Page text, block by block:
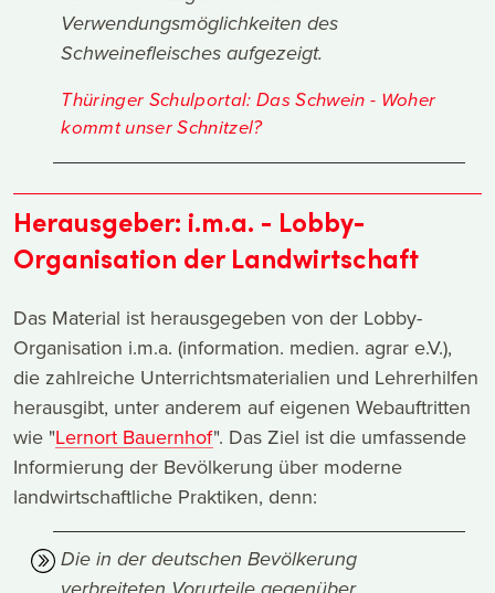
Verwendungsmöglichkeiten des
Schweinefleisches aufgezeigt.
Thüringer Schulportal: Das Schwein - Woher
kommt unser Schnitzel?
Herausgeber: i.m.a. - Lobby-
Organisation der Landwirtschaft
Das Material ist herausgegeben von der Lobby-
Organisation i.m.a. (information. medien. agrar e.V.),
die zahlreiche Unterrichtsmaterialien und Lehrerhilfen
herausgibt, unter anderem auf eigenen Webauftritten
wie "Lernort Bauernhof". Das Ziel ist die umfassende
Informierung der Bevölkerung über moderne
landwirtschaftliche Praktiken, denn:
Die in der deutschen Bevölkerung